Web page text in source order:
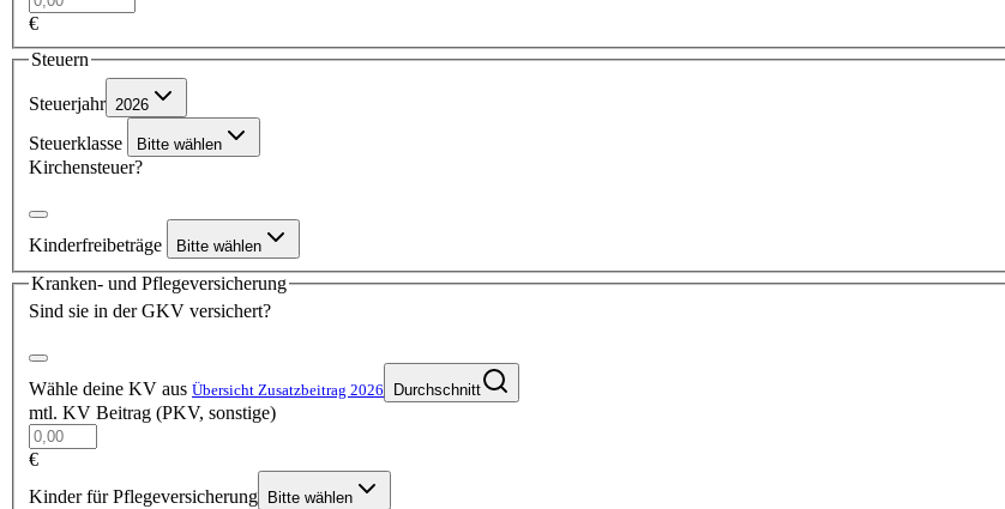
€
Steuern
Steuerjahr 2026
Steuerklasse Bitte wählen
Kirchensteuer?
Kinderfreibeträge Bitte wählen
Kranken- und Pflegeversicherung
Sind sie in der GKV versichert?
Wähle deine KV aus Übersicht Zusatzbeitrag 2026 Durchschnitt
mtl. KV Beitrag (PKV, sonstige)
€
Kinder für Pflegeversicherung
Bitte wählen